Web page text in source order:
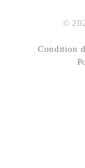
©
Condition